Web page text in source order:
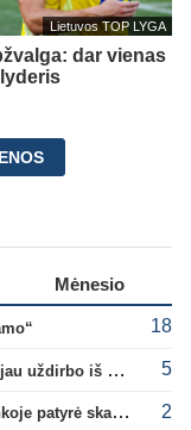
Lietuvos TOP LYGA
dar vienas
Mėnesio
18
A. Tapinas atskleidė, kiek tiksliai „Žalgiris“ jau uždirbo iš UEFA premijų 5
V. Dambrausko ekipa Čempionų lygos atrankoje patyrė skaudžią nesėkmę 2